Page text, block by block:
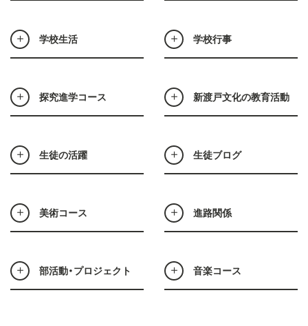
学校生活 学校行事
探究進学コース 新渡戸文化の教育活動
生徒の活躍 生徒ブログ
美術コース 進路関係
部活動・プロジェクト 音楽コース